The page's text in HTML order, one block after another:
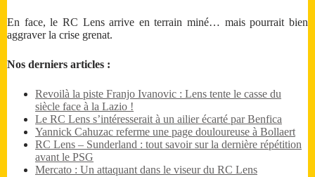
En face, le RC Lens arrive en terrain miné… mais pourrait bien
aggraver la crise grenat.
Nos derniers articles :
Revoilà la piste Franjo Ivanovic : Lens tente le casse du
siècle face à la Lazio !
Le RC Lens s’intéresserait à un ailier écarté par Benfica
Yannick Cahuzac referme une page douloureuse à Bollaert
RC Lens – Sunderland : tout savoir sur la dernière répétition
avant le PSG
Mercato : Un attaquant dans le viseur du RC Lens